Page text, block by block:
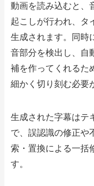
動画を読み込むと、
起こしが行われ、タ
生成されます。同時
音部分を検出し、自
補を作ってくれるた
細かく切り刻む必要
生成された字幕はテ
で、誤認識の修正や
索・置換による一括
す。